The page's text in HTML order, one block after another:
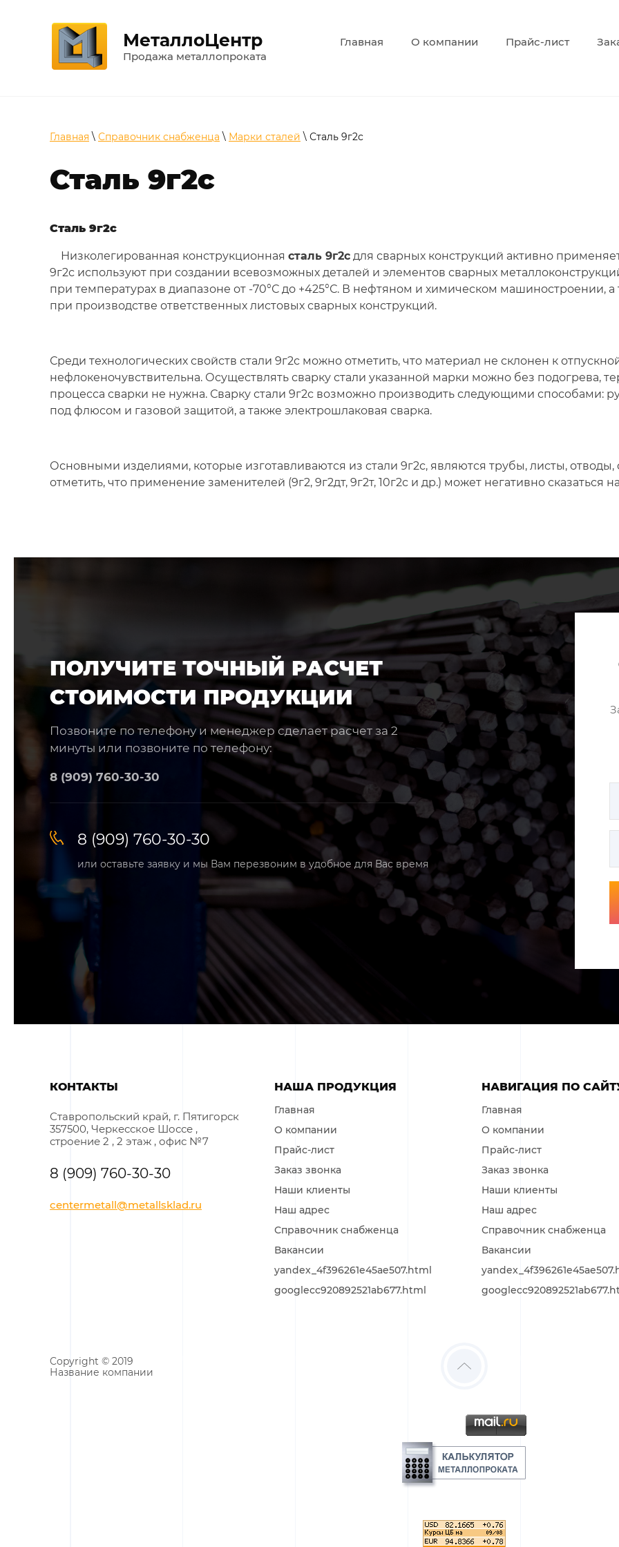
МеталлоЦентр
Продажа металлопроката
Главная О компании Прайс-лист
Главная \ Справочник снабженца \ Марки сталей \ Сталь 9г2с
Сталь 9г2с
Сталь 9г2с
Низколегированная конструкционная сталь 9г2с для сварных конструкций активно
9г2с используют при создании всевозможных деталей и элементов сварных
при температурах в диапазоне от -70°С до +425°С. В нефтяном и химическом машиностроении,
при производстве ответственных листовых сварных конструкций.
Среди технологических свойств стали 9г2с можно отметить, что материал не склонен к
нефлокеночувствительна. Осуществлять сварку стали указанной марки можно без подогрева,
процесса сварки не нужна. Сварку стали 9г2с возможно производить следующими способами:
под флюсом и газовой защитой, а также электрошлаковая сварка.
Основными изделиями, которые изготавливаются из стали 9г2с, являются трубы, листы,
отметить, что применение заменителей (9г2, 9г2дт, 9г2т, 10г2с и др.) может негативно сказаться
ПОЛУЧИТЕ ТОЧНЫЙ РАСЧЕТ
СТОИМОСТИ ПРОДУКЦИИ
Позвоните по телефону и менеджер сделает расчет за 2
минуты или позвоните по телефону:
8 (909) 760-30-30
или оставьте заявку и мы Вам перезвоним в удобное для Вас время
8 (909) 760-30-30
КОНТАКТЫ
Ставропольский край, г. Пятигорск
357500, Черкесское Шоссе ,
строение 2 , 2 этаж , офис №7
8 (909) 760-30-30
centermetall@metallsklad.ru
НАША ПРОДУКЦИЯ
Главная
О компании
Прайс-лист
Заказ звонка
Наши клиенты
Наш адрес
Справочник снабженца
Вакансии
yandex_4f396261e45ae507.html
googlecc920892521ab677.html
НАВИГАЦИЯ ПО
Главная
О компании
Прайс-лист
Заказ звонка
Наши клиенты
Наш адрес
Справочник снабженца
Вакансии
Copyright © 2019
Название компании